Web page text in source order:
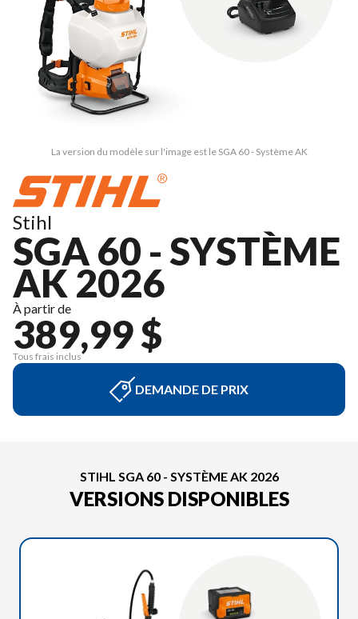
La version du modèle sur l'image est le SGA 60 - Système AK
Stihl
SGA 60 - SYSTÈME
AK 2026
À partir de
389,99 $
Tous frais inclus
DEMANDE DE PRIX
STIHL SGA 60 - SYSTÈME AK 2026
VERSIONS DISPONIBLES